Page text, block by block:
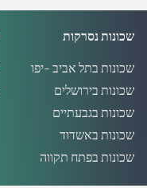
שכונות נסרקות
שכונות בתל אביב -יפו
שכונות בירושלים
שכונות בגבעתיים
שכונות באשדוד
שכונות בפתח תקווה